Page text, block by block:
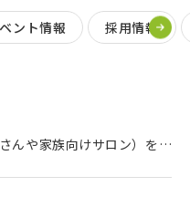
ント情報 採用情報
族向けサロン）を開催します。